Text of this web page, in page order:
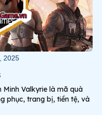
2025
Valkyrie là mã quà
phục, trang bị, tiền tệ, và